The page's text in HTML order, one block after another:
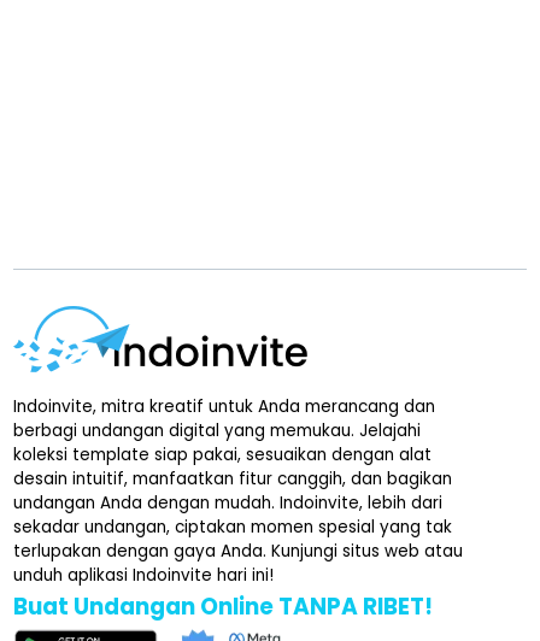
Indoinvite, mitra kreatif untuk Anda merancang dan
berbagi undangan digital yang memukau. Jelajahi
koleksi template siap pakai, sesuaikan dengan alat
desain intuitif, manfaatkan fitur canggih, dan bagikan
undangan Anda dengan mudah. Indoinvite, lebih dari
sekadar undangan, ciptakan momen spesial yang tak
terlupakan dengan gaya Anda. Kunjungi situs web atau
unduh aplikasi Indoinvite hari ini!
Buat Undangan Online TANPA RIBET!